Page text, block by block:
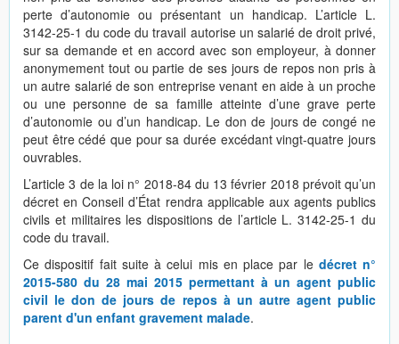
perte d’autonomie ou présentant un handicap. L’article L.
3142-25-1 du code du travail autorise un salarié de droit privé,
sur sa demande et en accord avec son employeur, à donner
anonymement tout ou partie de ses jours de repos non pris à
un autre salarié de son entreprise venant en aide à un proche
ou une personne de sa famille atteinte d’une grave perte
d’autonomie ou d’un handicap. Le don de jours de congé ne
peut être cédé que pour sa durée excédant vingt-quatre jours
ouvrables.
L’article 3 de la loi n° 2018-84 du 13 février 2018 prévoit qu’un
décret en Conseil d’État rendra applicable aux agents publics
civils et militaires les dispositions de l’article L. 3142-25-1 du
code du travail.
Ce dispositif fait suite à celui mis en place par le décret n°
2015-580 du 28 mai 2015 permettant à un agent public
civil le don de jours de repos à un autre agent public
parent d'un enfant gravement malade.